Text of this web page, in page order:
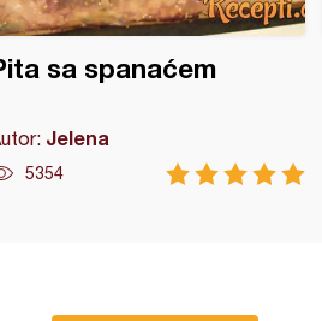
sa spanaćem
Jelena
5354